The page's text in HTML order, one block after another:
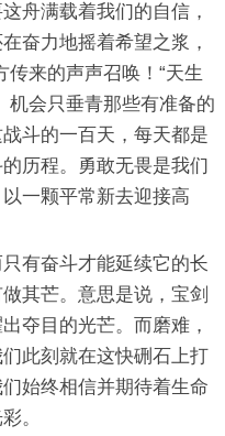
舟满载着我们的自信，
奋力地摇着希望之浆，
来的声声召唤！“天生
机会只垂青那些有准备的
斗的一百天，每天都是
历程。勇敢无畏是我们
一颗平常新去迎接高
有奋斗才能延续它的长
其芒。意思是说，宝剑
夺目的光芒。而磨难，
此刻就在这快硎石上打
始终相信并期待着生命
。